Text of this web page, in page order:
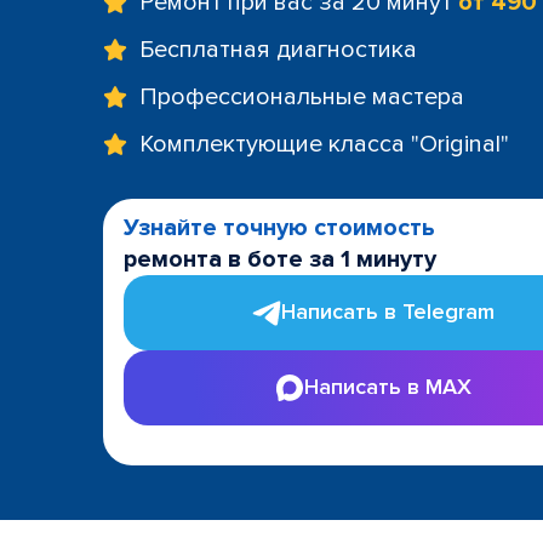
Бесплатная диагностика
Профессиональные мастера
Комплектующие класса "Original"
Узнайте точную стоимость
ремонта в боте за 1 минуту
Написать в Telegram
Написать в MAX